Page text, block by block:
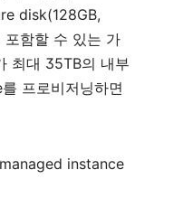
disk(128GB,
포함할 수 있는 가
최대 35TB의 내부
를 프로비저닝하면
managed instance